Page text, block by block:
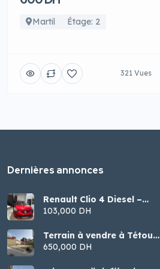
Martil Étage: 2
321 Vues
Dernières annonces
Renault Clio 4 Diesel –
Modèle 2016
103,000 DH
Terrain à vendre à Tétouan
– Malalienne
650,000 DH